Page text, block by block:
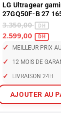
LG Ultragear
27GQ50F-B 27
3.350,00
✓ MEILLEUR PRIX
✓ 12 MOIS DE
✓ LIVRAISON 24H
AJOUTER AU